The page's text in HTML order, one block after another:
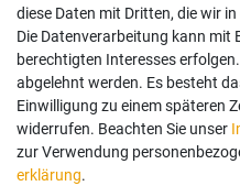
Mein Konto
Anmelden
Registrieren
diese Daten mit Dritten, die wir
Die Datenverarbeitung kann mit
berechtigten Interesses
abgelehnt werden. Es besteht
Einwilligung zu einem späteren
widerrufen. Beachten Sie unser
zur Verwendung
erklärung.